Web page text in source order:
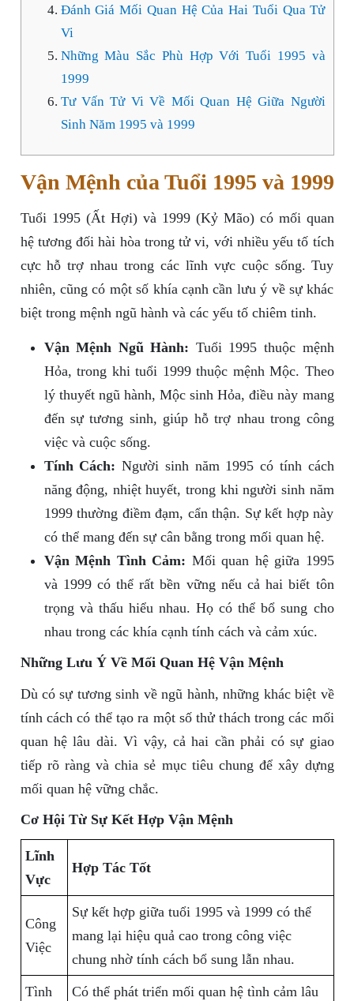
Đánh Giá Mối Quan Hệ Của Hai Tuổi Qua Tử
Vi
Những Màu Sắc Phù Hợp Với Tuổi 1995 và
1999
Tư Vấn Tử Vi Về Mối Quan Hệ Giữa Người
Sinh Năm 1995 và 1999
Vận Mệnh của Tuổi 1995 và 1999
Tuổi 1995 (Ất Hợi) và 1999 (Kỷ Mão) có mối quan
hệ tương đối hài hòa trong tử vi, với nhiều yếu tố tích
cực hỗ trợ nhau trong các lĩnh vực cuộc sống. Tuy
nhiên, cũng có một số khía cạnh cần lưu ý về sự khác
biệt trong mệnh ngũ hành và các yếu tố chiêm tinh.
Vận Mệnh Ngũ Hành: Tuổi 1995 thuộc mệnh
Hỏa, trong khi tuổi 1999 thuộc mệnh Mộc. Theo
lý thuyết ngũ hành, Mộc sinh Hỏa, điều này mang
đến sự tương sinh, giúp hỗ trợ nhau trong công
việc và cuộc sống.
Tính Cách: Người sinh năm 1995 có tính cách
năng động, nhiệt huyết, trong khi người sinh năm
1999 thường điềm đạm, cẩn thận. Sự kết hợp này
có thể mang đến sự cân bằng trong mối quan hệ.
Vận Mệnh Tình Cảm: Mối quan hệ giữa 1995
và 1999 có thể rất bền vững nếu cả hai biết tôn
trọng và thấu hiểu nhau. Họ có thể bổ sung cho
nhau trong các khía cạnh tính cách và cảm xúc.
Những Lưu Ý Về Mối Quan Hệ Vận Mệnh
Dù có sự tương sinh về ngũ hành, những khác biệt về
tính cách có thể tạo ra một số thử thách trong các mối
quan hệ lâu dài. Vì vậy, cả hai cần phải có sự giao
tiếp rõ ràng và chia sẻ mục tiêu chung để xây dựng
mối quan hệ vững chắc.
Cơ Hội Từ Sự Kết Hợp Vận Mệnh
Lĩnh
Vực
Hợp Tác Tốt
Công
Việc
Sự kết hợp giữa tuổi 1995 và 1999 có thể
mang lại hiệu quả cao trong công việc
chung nhờ tính cách bổ sung lẫn nhau.
Tình
Có thể phát triển mối quan hệ tình cảm lâu